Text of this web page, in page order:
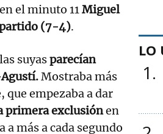
el minuto 11Miguel
partido (7-4).
suyasparecían
Mostraba más
empezaba a dar
primera exclusiónen
más a cada segundo
LO
1